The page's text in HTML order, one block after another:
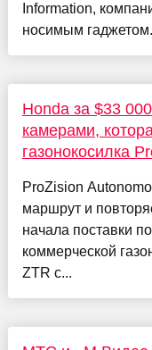
Information,
носимым
Honda за $33
камерами,
газонокосилка
ProZision
маршрут и
начала поставки
коммерческой
ZTR с...